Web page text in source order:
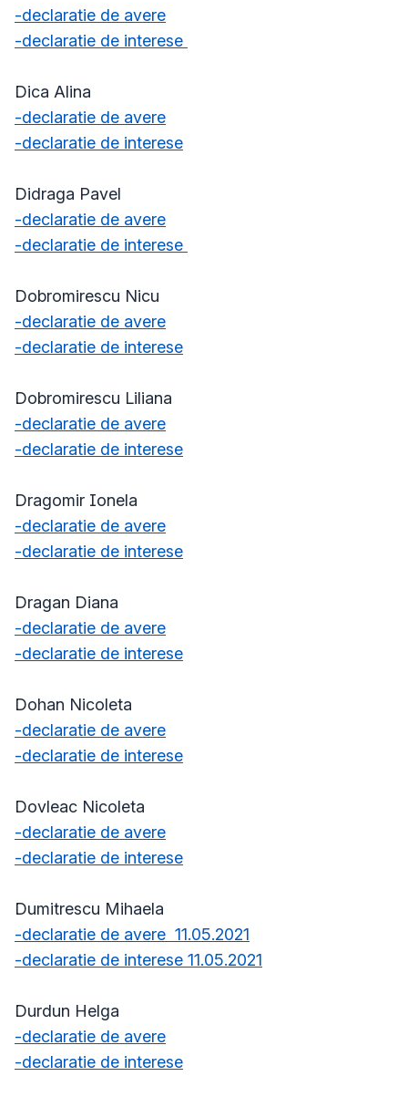
-declaratie de avere
-declaratie de interese
Dica Alina
-declaratie de avere
-declaratie de interese
Didraga Pavel
-declaratie de avere
-declaratie de interese
Dobromirescu Nicu
-declaratie de avere
-declaratie de interese
Dobromirescu Liliana
-declaratie de avere
-declaratie de interese
Dragomir Ionela
-declaratie de avere
-declaratie de interese
Dragan Diana
-declaratie de avere
-declaratie de interese
Dohan Nicoleta
-declaratie de avere
-declaratie de interese
Dovleac Nicoleta
-declaratie de avere
-declaratie de interese
Dumitrescu Mihaela
-declaratie de avere 11.05.2021
-declaratie de interese 11.05.2021
Durdun Helga
-declaratie de avere
-declaratie de interese